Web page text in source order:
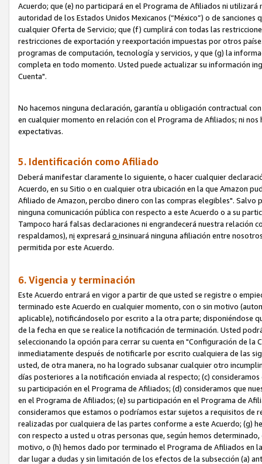
Acuerdo; que (e) no participará en el Programa de Afiliados ni
autoridad de los Estados Unidos Mexicanos (“México”) o de
cualquier Oferta de Servicio; que (f) cumplirá con todas las
restricciones de exportación y reexportación impuestas por otros
programas de computación, tecnología y servicios, y que (g) la
completa en todo momento. Usted puede actualizar su información
Cuenta".
No hacemos ninguna declaración, garantía u obligación contractual
en cualquier momento en relación con el Programa de Afiliados; ni
expectativas.
5. Identificación como Afiliado
Deberá manifestar claramente lo siguiente, o hacer cualquier
Acuerdo, en su Sitio o en cualquier otra ubicación en la que Amazon
Afiliado de Amazon, percibo dinero con las compras elegibles". Salvo
ninguna comunicación pública con respecto a este Acuerdo o a su
Tampoco hará falsas declaraciones ni engrandecerá nuestra relación
respaldamos), ni expresará o insinuará ninguna afiliación entre
permitida por este Acuerdo.
6. Vigencia y terminación
Este Acuerdo entrará en vigor a partir de que usted se registre o
terminado este Acuerdo en cualquier momento, con o sin motivo
aplicable), notificándoselo por escrito a la otra parte; disponiéndose
de la fecha en que se realice la notificación de terminación. Usted
seleccionando la opción para cerrar su cuenta en "Configuración de
inmediatamente después de notificarle por escrito cualquiera de las
usted, de otra manera, no ha logrado subsanar cualquier otro
días posteriores a la notificación enviada al respecto; (c)
su participación en el Programa de Afiliados; (d) consideramos que
en el Programa de Afiliados; (e) su participación en el Programa de
consideramos que estamos o podríamos estar sujetos a requisitos de
realizadas por cualquiera de las partes conforme a este Acuerdo; (g)
con respecto a usted u otras personas que, según hemos
motivo, o (h) hemos dado por terminado el Programa de Afiliados en
dar lugar a dudas y sin limitación de los efectos de la subsección (a)